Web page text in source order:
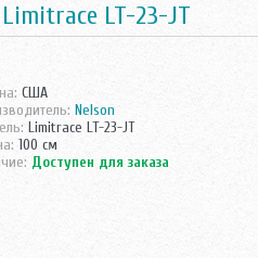
LT-23-JT
США
Nelson
Limitrace LT-23-JT
100 см
Доступен для заказа